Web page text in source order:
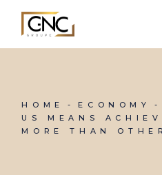
HOME ECONOMY
US MEANS
MORE THAN